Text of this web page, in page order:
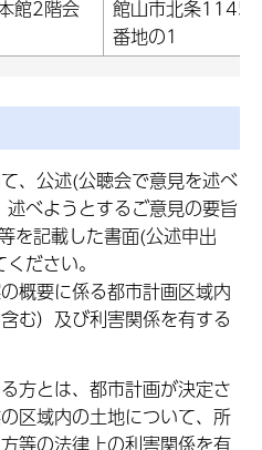
館2階会
館山市北条1145
番地の1
、公述(公聴会で意見を述べ
べようとするご意見の要旨
を記載した書面(公述申出
ださい。
概要に係る都市計画区域内
む）及び利害関係を有する
方とは、都市計画が決定さ
区域内の土地について、所
等の法律上の利害関係を有